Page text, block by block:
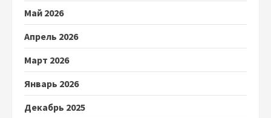
Май 2026
Апрель 2026
Март 2026
Январь 2026
Декабрь 2025